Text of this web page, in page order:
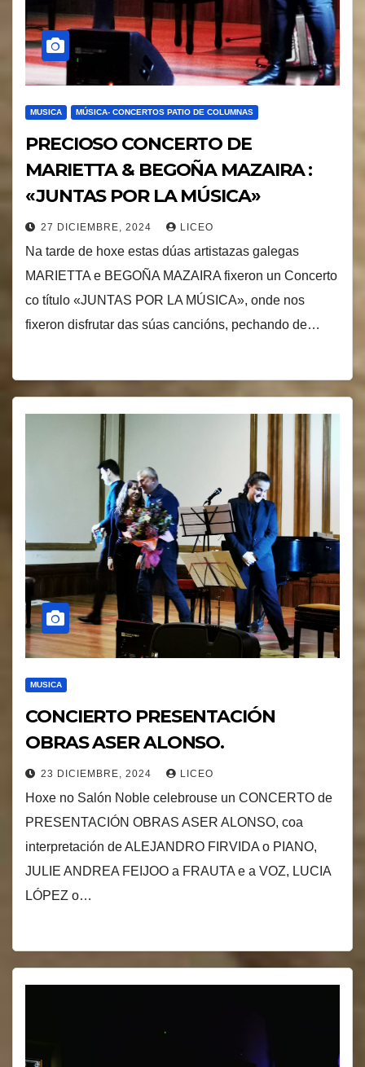
MUSICA MÚSICA- CONCERTOS PATIO DE COLUMNAS
PRECIOSO CONCERTO DE
MARIETTA & BEGOÑA MAZAIRA :
«JUNTAS POR LA MÚSICA»
27 DICIEMBRE, 2024 LICEO
Na tarde de hoxe estas dúas artistazas galegas
MARIETTA e BEGOÑA MAZAIRA fixeron un Concerto
co título «JUNTAS POR LA MÚSICA», onde nos
fixeron disfrutar das súas cancións, pechando de…
MUSICA
CONCIERTO PRESENTACIÓN
OBRAS ASER ALONSO.
23 DICIEMBRE, 2024 LICEO
Hoxe no Salón Noble celebrouse un CONCERTO de
PRESENTACIÓN OBRAS ASER ALONSO, coa
interpretación de ALEJANDRO FIRVIDA o PIANO,
JULIE ANDREA FEIJOO a FRAUTA e a VOZ, LUCIA
LÓPEZ o…